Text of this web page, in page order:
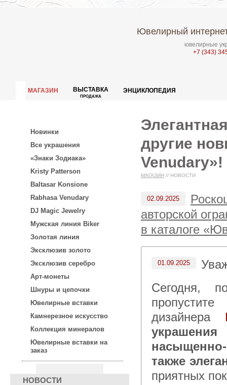
Ювелирный
ювелирные
+7 (343)
МАГАЗИН ВЫСТАВКА
ПРОДАЖА
ЭНЦИКЛОПЕДИЯ
Новинки
Все украшения
«Знаки Зодиака»
Kristy Patterson
Baltasar Konsione
Rabhasa Venudary
DJ Magic Jewelry
Мужская линия Biker
Золотая линия
Эксклюзив золото
Эксклюзив серебро
Арт-монеты
Шнуры и цепочки
Ювелирные вставки
Камнерезное искусство
Коллекция минералов
Ювелирные вставки на
заказ
НОВОСТИ
другие
Venudary»!
МАГАЗИН // НОВОСТИ
02.09.2025
авторской
в каталоге
01.09.2025
Сегодня, после 15:00 по московскому времени не
дизайнера
также
приятных